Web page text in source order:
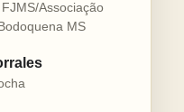
Associação
MS